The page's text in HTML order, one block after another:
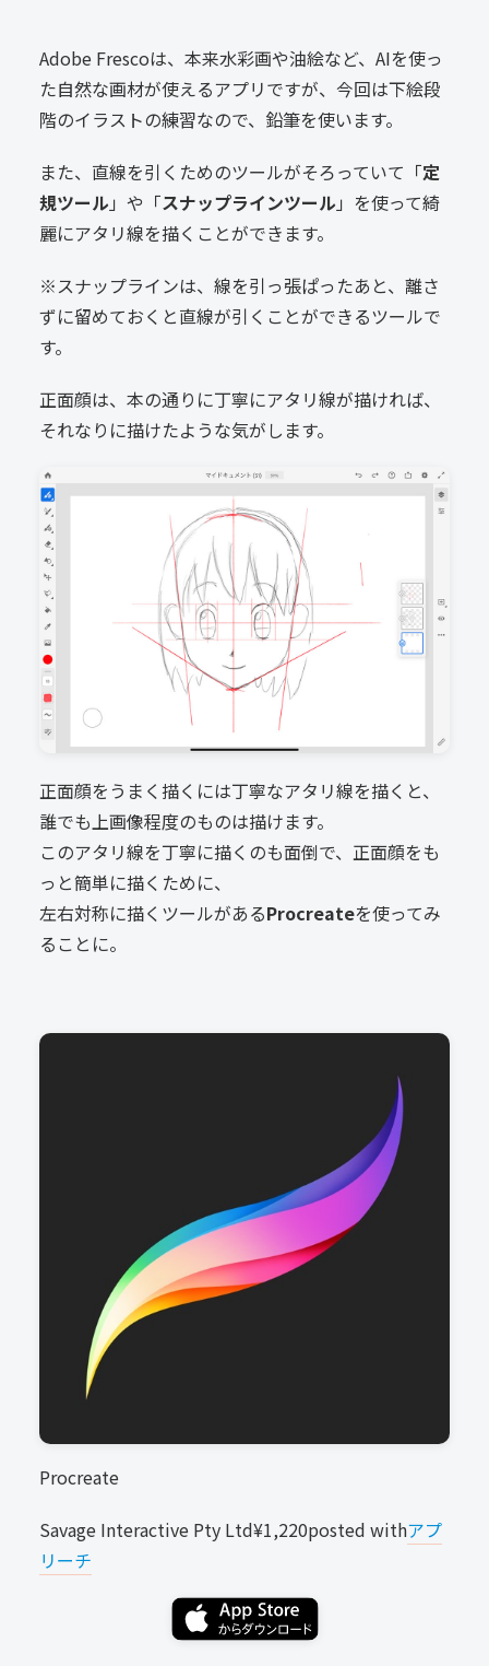
Adobe Frescoは、本来水彩画や油絵など、AIを使っ
た自然な画材が使えるアプリですが、今回は下絵段
階のイラストの練習なので、鉛筆を使います。
また、直線を引くためのツールがそろっていて「定
規ツール 」や「スナップラインツール 」を使って綺
麗にアタリ線を描くことができます。
※スナップラインは、線を引っ張ぱったあと、離さ
ずに留めておくと直線が引くことができるツールで
す。
正面顔は、本の通りに丁寧にアタリ線が描ければ、
それなりに描けたような気がします。
正面顔をうまく描くには丁寧なアタリ線を描くと、
誰でも上画像程度のものは描けます。
このアタリ線を丁寧に描くのも面倒で、正面顔をも
っと簡単に描くために、
左右対称に描くツールがあるProcreateを使ってみ
ることに。
Procreate
Savage Interactive Pty Ltd¥1,220posted withアプ
リーチ